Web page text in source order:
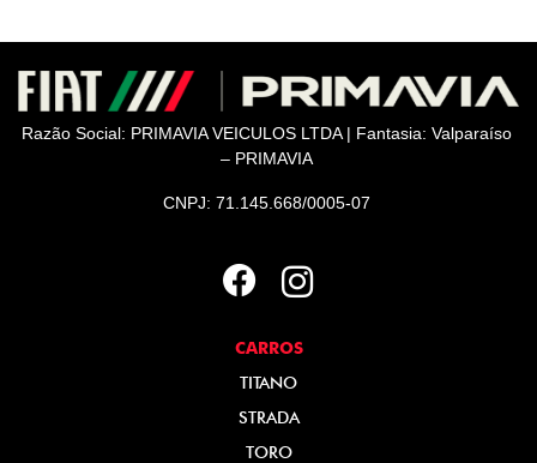
Razão Social: PRIMAVIA VEICULOS LTDA | Fantasia: Valparaíso
– PRIMAVIA
CNPJ: 71.145.668/0005-07
CARROS
TITANO
STRADA
TORO